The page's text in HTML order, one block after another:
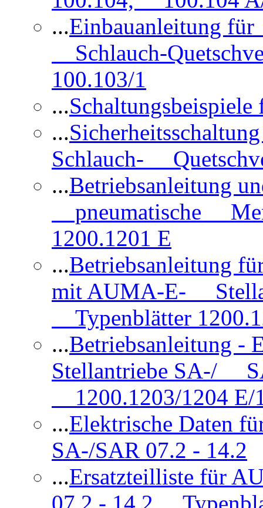
...Einbauanleitung
Schlauch-
100.103/1
...
...
Schlauch-
...Betriebsanleitung
pneumatische
1200.1201 E
...Betriebsanleitung
mit AUMA-E-
Typenblätter
...Betriebsanleitung
Stellantriebe SA-/
1200.1203/1204 E/
...Elektrische Daten
SA-/SAR 07.2 - 14.2
...Ersatzteilliste für
07.2 - 14.2